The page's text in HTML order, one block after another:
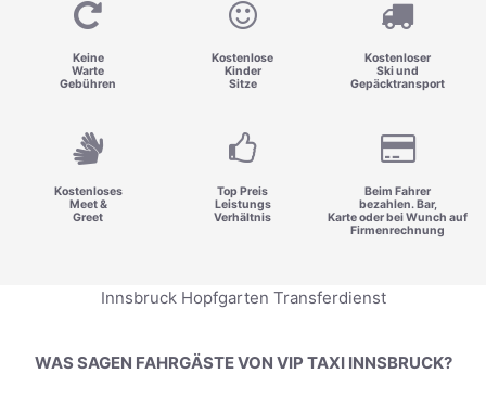
Keine
Warte
Gebühren
Kostenlose
Kinder
Sitze
Kostenloser
Ski und
Gepäcktransport
Kostenloses
Meet &
Greet
Top Preis
Leistungs
Verhältnis
Beim Fahrer
bezahlen. Bar,
Karte oder bei Wunch auf
Firmenrechnung
Innsbruck Hopfgarten Transferdienst
WAS SAGEN FAHRGÄSTE VON VIP TAXI INNSBRUCK?